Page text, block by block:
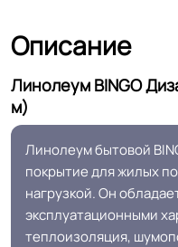
Защитный слой
Допуск изменения
рабочего слоя
Форма поставки и мин.
партии
Полы с подогревом
Описание
Линолеум BINGO
м)
Линолеум бытовой
покрытие для жилых
нагрузкой. Он
эксплуатационными
теплоизоляция,